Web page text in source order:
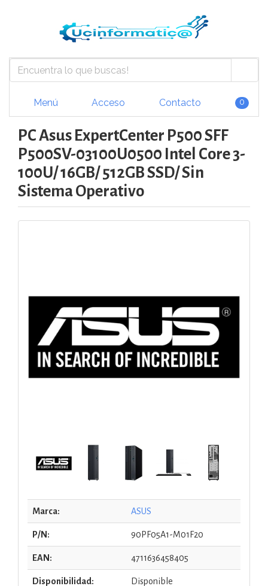
Menú Acceso Contacto 0
PC Asus ExpertCenter P500 SFF
P500SV-03100U0500 Intel Core 3-
100U/ 16GB/ 512GB SSD/ Sin
Sistema Operativo
Marca: ASUS
P/N: 90PF05A1-M01F20
EAN: 4711636458405
Disponibilidad: Disponible